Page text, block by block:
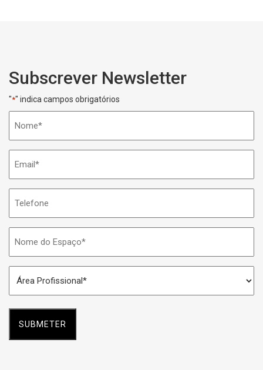
Subscrever Newsletter
"*" indica campos obrigatórios
do
Espaço
Profissional
*